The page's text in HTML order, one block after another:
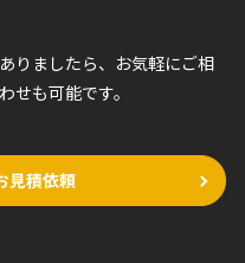
りましたら、お気軽にご相
せも可能です。
見積依頼